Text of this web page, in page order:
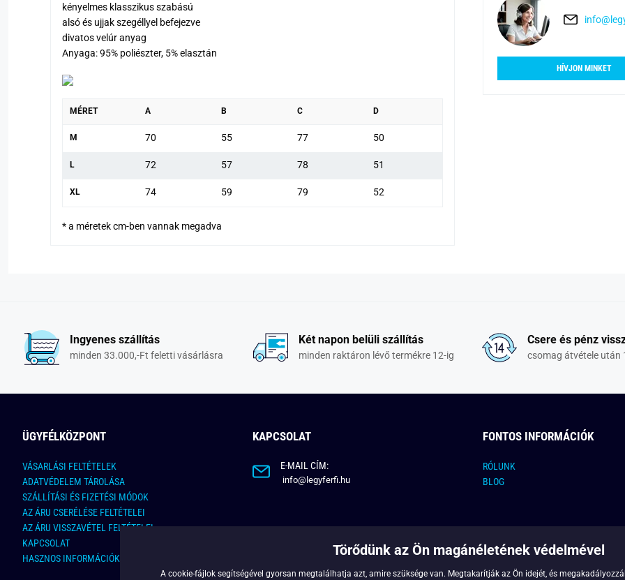
kényelmes klasszikus szabású
alsó és ujjak szegéllyel befejezve
divatos velúr anyag
Anyaga: 95% poliészter, 5% elasztán
MÉRET A B C D
M 70 55 77 50
L 72 57 78 51
XL 74 59 79 52
* a méretek cm-ben vannak megadva
HÍVJON MINKET
Ingyenes szállítás
minden 33.000,-Ft feletti vásárlásra
Két napon belüli szállítás
minden raktáron lévő termékre 12-ig
Csere és pénz
csomag átvétele után
ÜGYFÉLKÖZPONT
VÁSARLÁSI FELTÉTELEK
ADATVÉDELEM TÁROLÁSA
SZÁLLÍTÁSI ÉS FIZETÉSI MÓDOK
AZ ÁRU CSERÉLÉSE FELTÉTELEI
AZ ÁRU VISSZAVÉTEL FELTÉTELEI
KAPCSOLAT
HASZNOS INFORMÁCIÓK
KAPCSOLAT
E-MAIL CÍM:
info@legyferfi.hu
FONTOS INFORMÁCIÓK
RÓLUNK
BLOG
Törődünk az Ön magánéletének védelmével
A cookie-fájlok segítségével gyorsan megtalálhatja azt, amire szüksége van. Megtakarítják az Ön idejét, és